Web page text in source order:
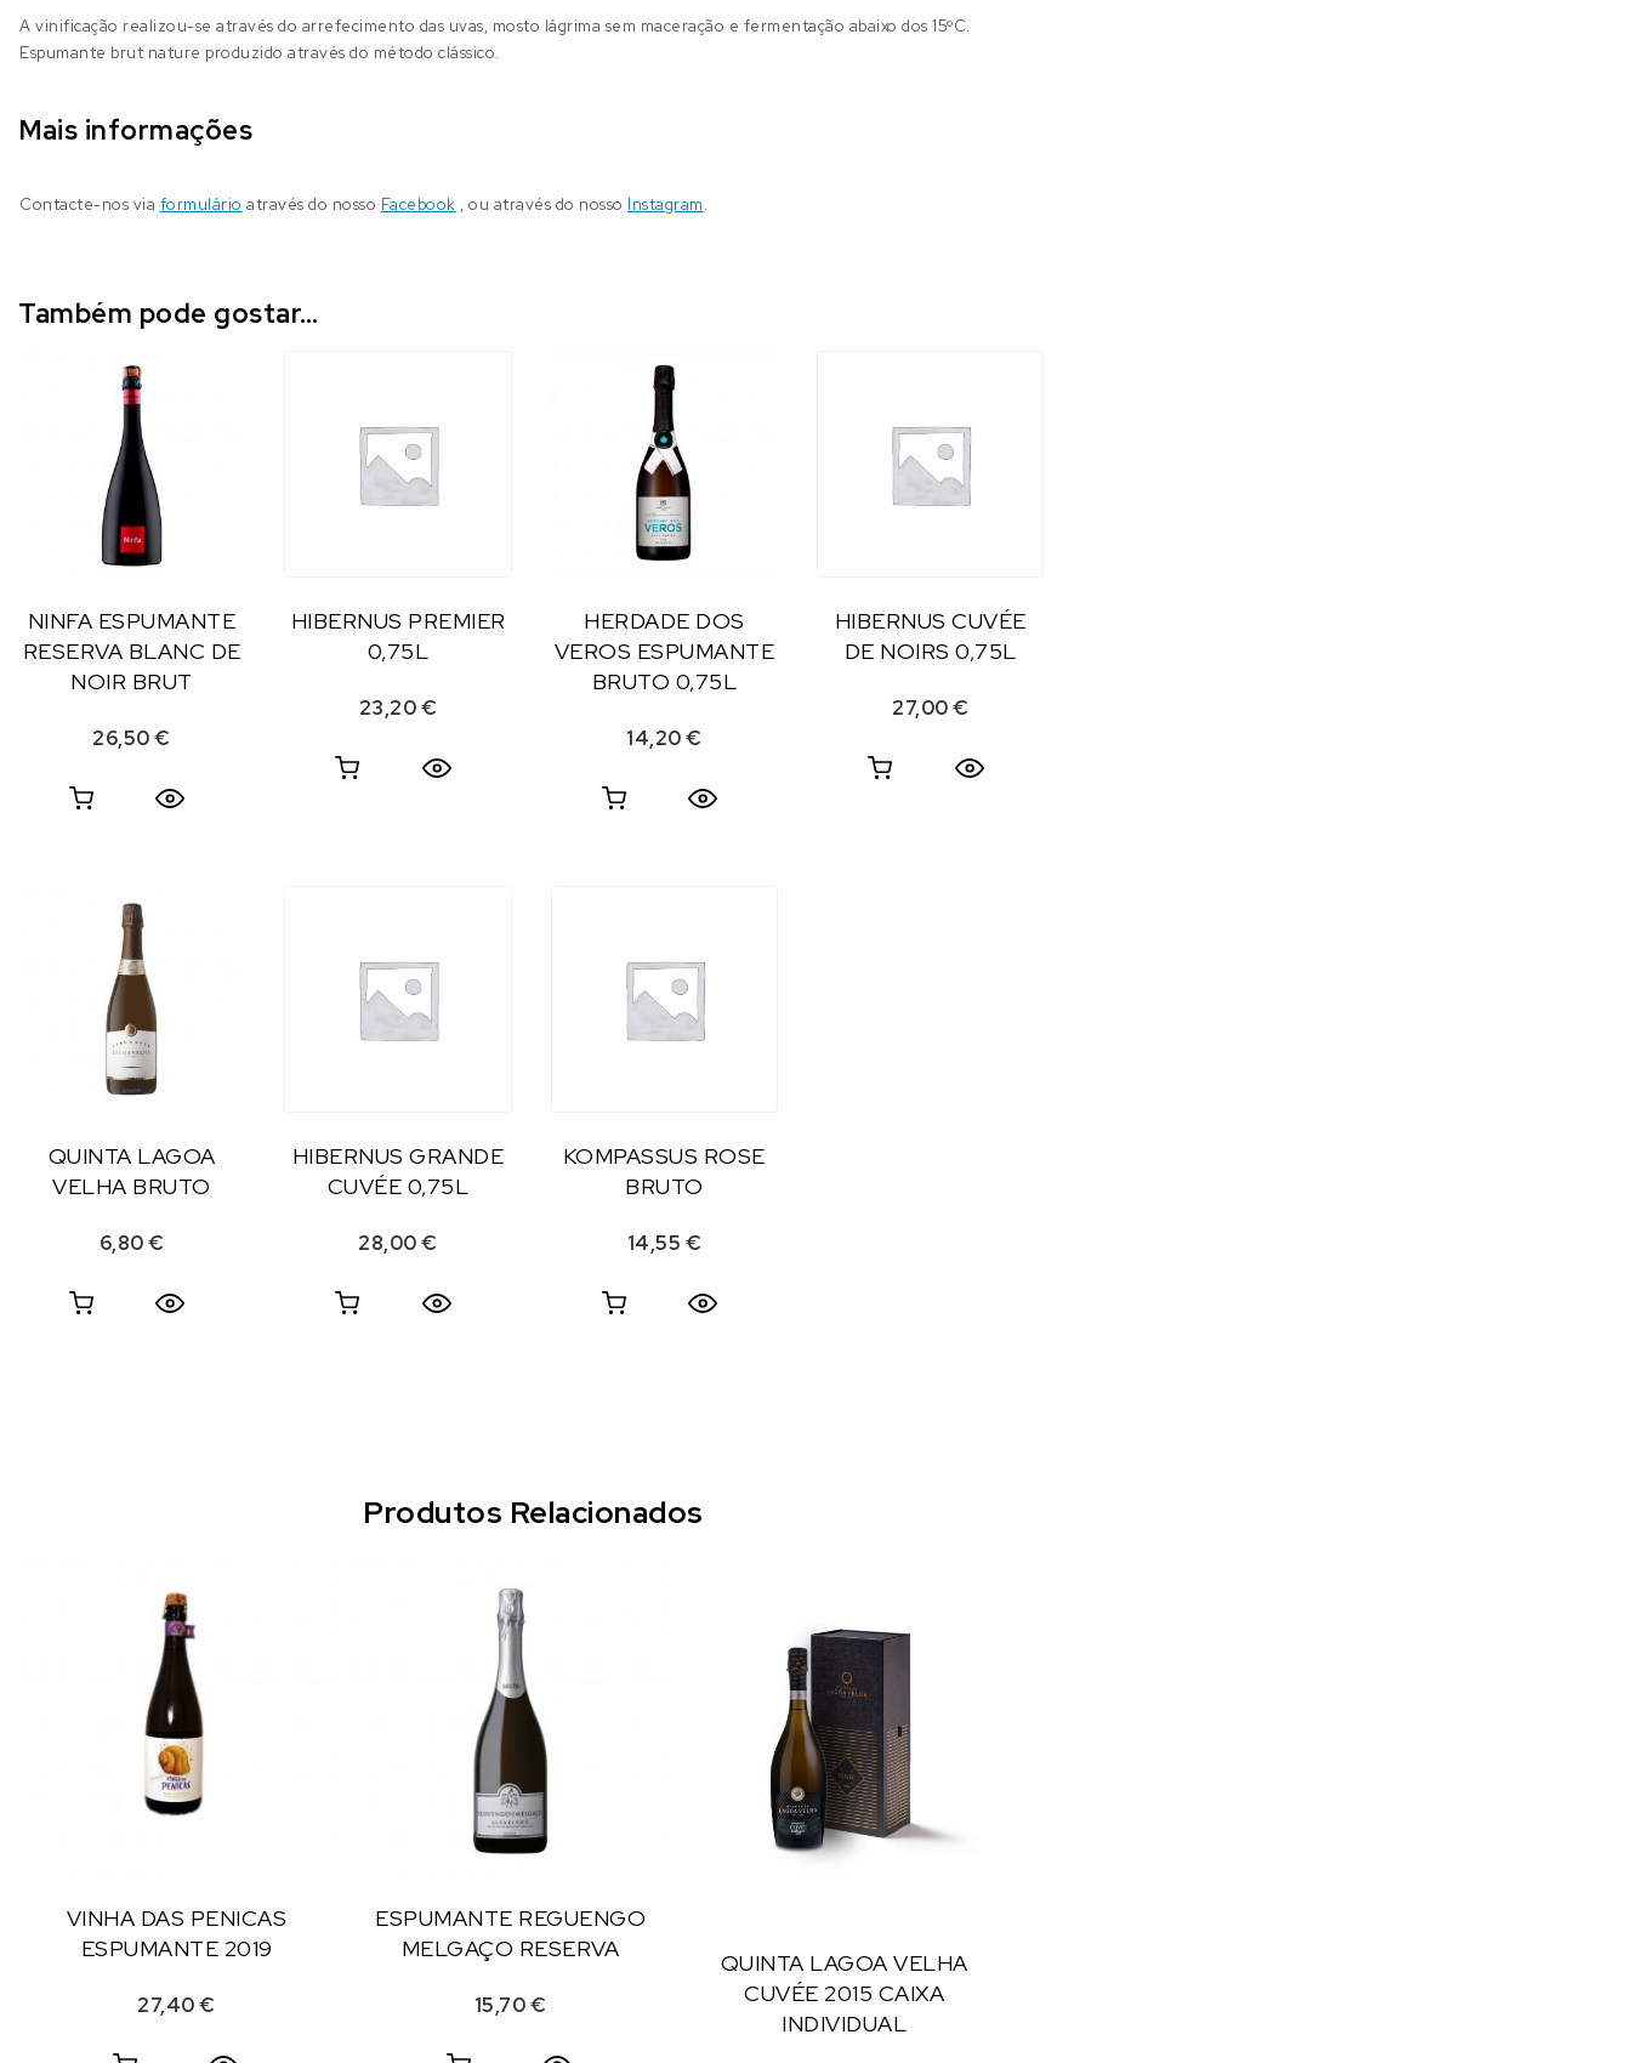
A vinificação realizou-se através do arrefecimento das uvas, mosto lágrima sem maceração e fermentação abaixo dos 15ºC.
Espumante brut nature produzido através do método clássico.
Mais informações
Contacte-nos via formulário através do nosso Facebook , ou através do nosso Instagram.
Também pode gostar…
NINFA ESPUMANTE
RESERVA BLANC DE
NOIR BRUT
26,50€
HIBERNUS PREMIER
0,75L
23,20€
HERDADE DOS
VEROS ESPUMANTE
BRUTO 0,75L
14,20€
HIBERNUS CUVÉE
DE NOIRS 0,75L
27,00€
QUINTA LAGOA
VELHA BRUTO
6,80€
HIBERNUS GRANDE
CUVÉE 0,75L
28,00€
KOMPASSUS ROSE
BRUTO
14,55 €
Produtos Relacionados
VINHA DAS PENICAS
ESPUMANTE 2019
27,40€
ESPUMANTE REGUENGO
MELGAÇO RESERVA
15,70€
QUINTA LAGOA VELHA
CUVÉE 2015 CAIXA
INDIVIDUAL